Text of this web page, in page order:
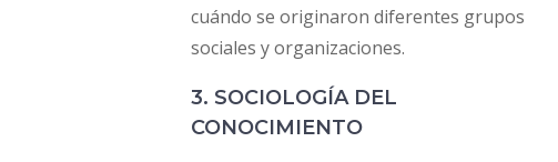
cuándo se originaron diferentes grupos
sociales y organizaciones.
3. SOCIOLOGÍA DEL
CONOCIMIENTO